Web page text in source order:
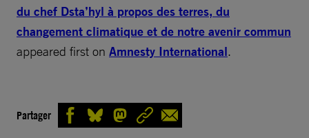
du chef Dsta’hyl à propos des terres, du
changement climatique et de notre avenir commun
appeared first on Amnesty International.
Partager